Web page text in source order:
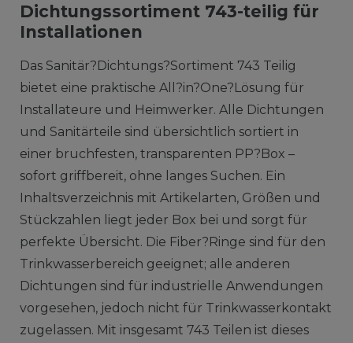
Dichtungssortiment 743-teilig für
Installationen
Das Sanitär?Dichtungs?Sortiment 743 Teilig
bietet eine praktische All?in?One?Lösung für
Installateure und Heimwerker. Alle Dichtungen
und Sanitärteile sind übersichtlich sortiert in
einer bruchfesten, transparenten PP?Box –
sofort griffbereit, ohne langes Suchen. Ein
Inhaltsverzeichnis mit Artikelarten, Größen und
Stückzahlen liegt jeder Box bei und sorgt für
perfekte Übersicht. Die Fiber?Ringe sind für den
Trinkwasserbereich geeignet; alle anderen
Dichtungen sind für industrielle Anwendungen
vorgesehen, jedoch nicht für Trinkwasserkontakt
zugelassen. Mit insgesamt 743 Teilen ist dieses